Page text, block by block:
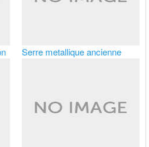
Serre metallique ancienne